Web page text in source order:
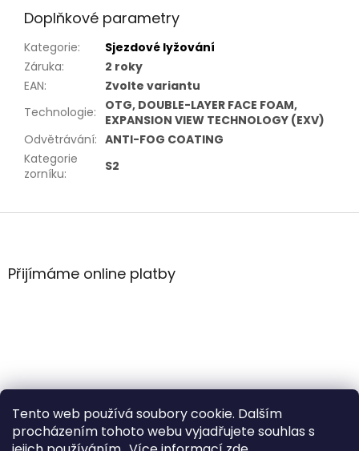
Tento web používá soubory cookie. Dalším
procházením tohoto webu vyjadřujete souhlas s
Doplňkové parametry
Kategorie:
Sjezdové lyžování
Záruka:
2 roky
EAN:
Zvolte variantu
Technologie:
OTG, DOUBLE-LAYER FACE FOAM,
EXPANSION VIEW TECHNOLOGY (EXV)
Odvětrávání: ANTI-FOG COATING
Kategorie
zorníku: S2
Z
aPřijímáme online platby